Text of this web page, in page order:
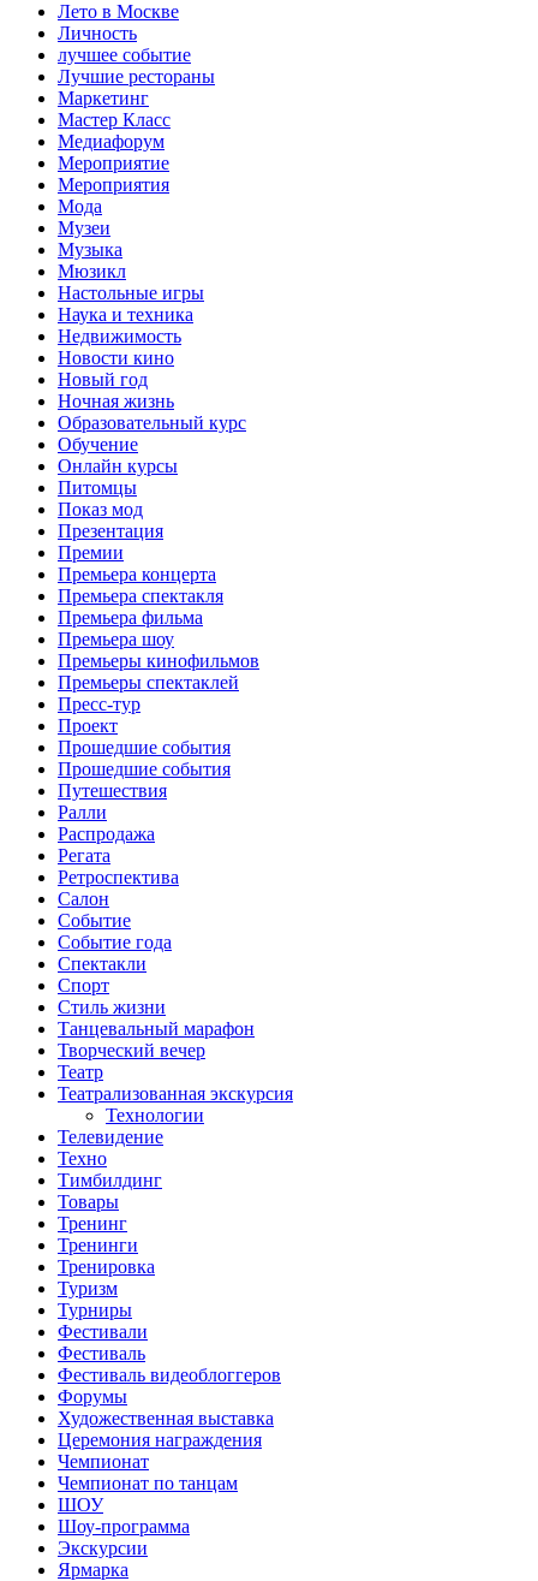
Лето в Москве
Личность
лучшее событие
Лучшие рестораны
Маркетинг
Мастер Класс
Медиафорум
Мероприятие
Мероприятия
Мода
Музеи
Музыка
Мюзикл
Настольные игры
Наука и техника
Недвижимость
Новости кино
Новый год
Ночная жизнь
Образовательный курс
Обучение
Онлайн курсы
Питомцы
Показ мод
Презентация
Премии
Премьера концерта
Премьера спектакля
Премьера фильма
Премьера шоу
Премьеры кинофильмов
Премьеры спектаклей
Пресс-тур
Проект
Прошедшие события
Прошедшие события
Путешествия
Ралли
Распродажа
Регата
Ретроспектива
Салон
Событие
Событие года
Спектакли
Спорт
Стиль жизни
Танцевальный марафон
Творческий вечер
Театр
Театрализованная экскурсия
Технологии
Телевидение
Техно
Тимбилдинг
Товары
Тренинг
Тренинги
Тренировка
Туризм
Турниры
Фестивали
Фестиваль
Фестиваль видеоблоггеров
Форумы
Художественная выставка
Церемония награждения
Чемпионат
Чемпионат по танцам
ШОУ
Шоу-программа
Экскурсии
Ярмарка